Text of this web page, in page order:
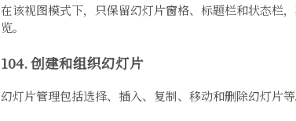
在该视图模式下，只保留幻灯片窗格、标题栏和状态栏
览。
104. 创建和组织幻灯片
幻灯片管理包括选择、插入、复制、移动和删除幻灯片等